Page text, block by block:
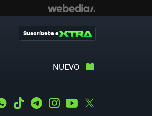
NUEVO
Suscríbete a
WhatsApp
Tiktok TelegramInstagramYoutube